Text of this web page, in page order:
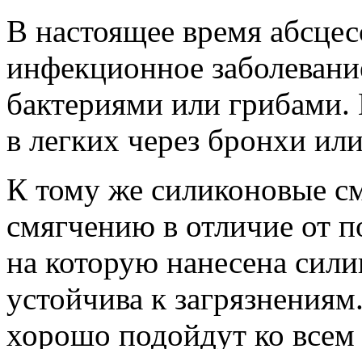
В настоящее время
инфекционное
бактериями или
в легких через бронхи
К тому же силиконовые
смягчению в отличие от
на которую нанесена
устойчива к
хорошо подойдут ко